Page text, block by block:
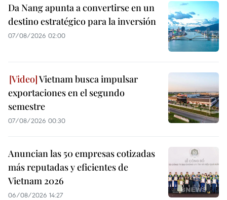
Da Nang apunta a convertirse en un
destino estratégico para la inversión
07/08/2026 02:00
Vietnam busca impulsar
exportaciones en el segundo
semestre
07/08/2026 00:30
Anuncian las 50 empresas cotizadas
más reputadas y eficientes de
Vietnam 2026
06/08/2026 14:27